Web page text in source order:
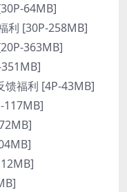
64MB]
利 [30P-258MB]
363MB]
福利 [4P-43MB]
117MB]